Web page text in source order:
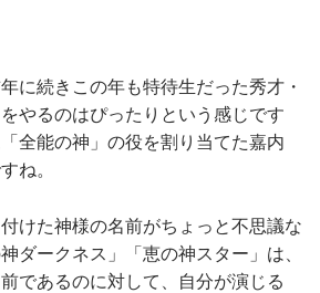
に続きこの年も特待生だった秀才・
やるのはぴったりという感じです
全能の神」の役を割り当てた嘉内
ね。
けた神様の名前がちょっと不思議な
ダークネス」「恵の神スター」は、
であるのに対して、自分が演じる